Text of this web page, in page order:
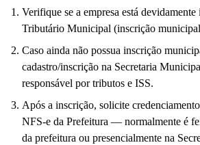
Verifique se a empresa está
Tributário Municipal (inscrição
Caso ainda não possua inscrição
cadastro/inscrição na Secretaria
responsável por tributos e ISS.
Após a inscrição, solicite
NFS-e da Prefeitura — normalmente é
da prefeitura ou presencialmente na